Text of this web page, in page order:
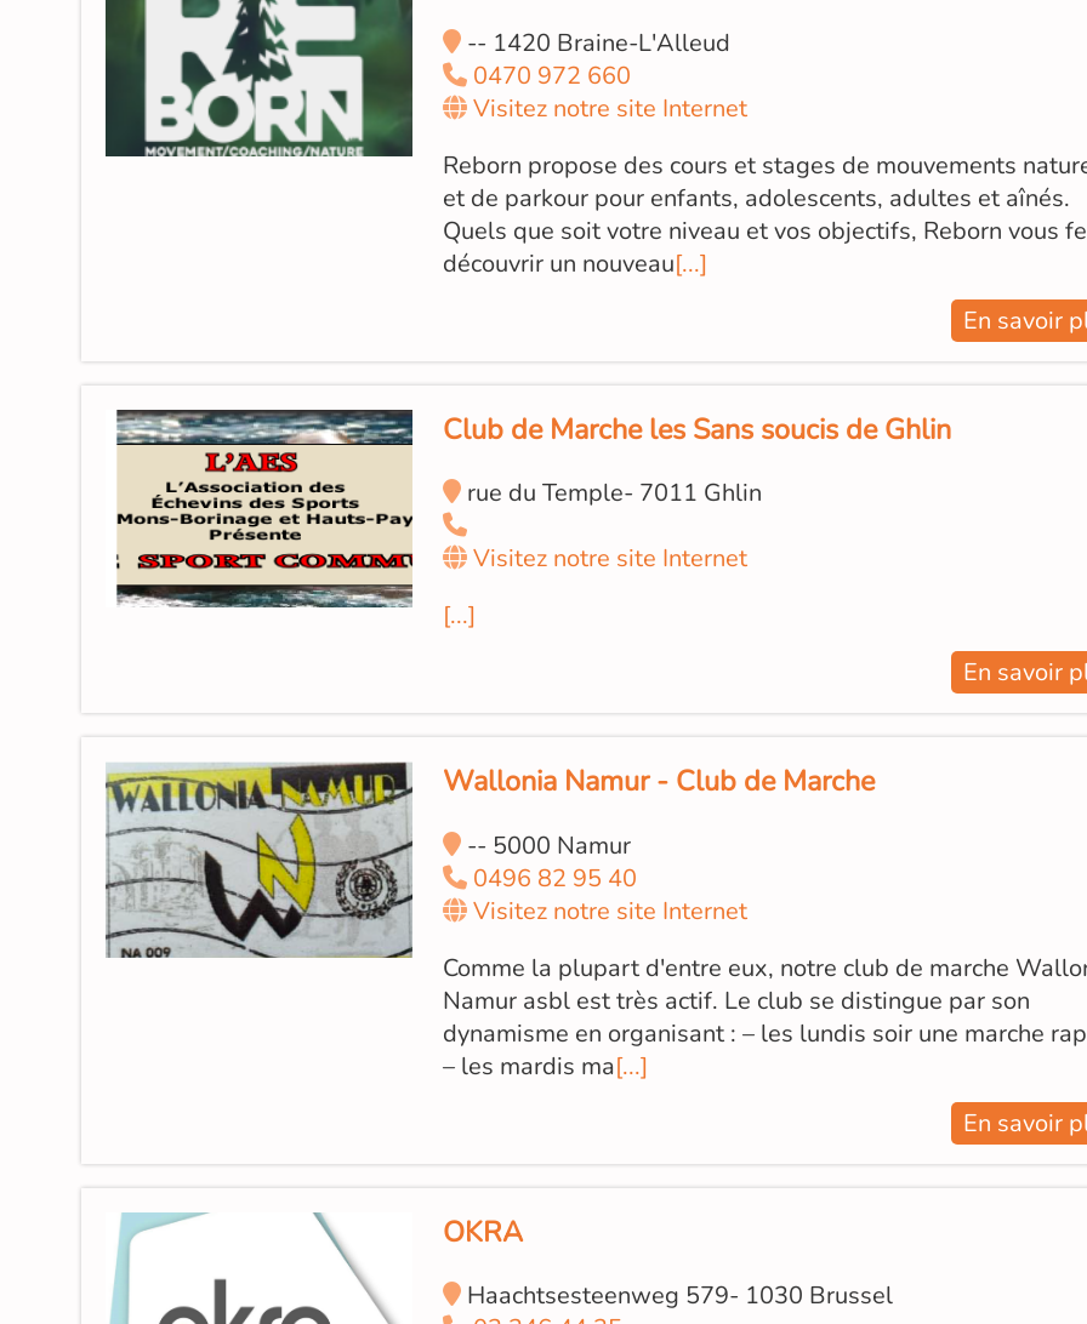
-- 1420 Braine-L'Alleud
0470 972 660
Visitez notre site Internet
Reborn propose des cours et stages de mouvements
et de parkour pour enfants, adolescents, adultes et aînés.
Quels que soit votre niveau et vos objectifs, Reborn vous
découvrir un nouveau[...]
En savoir
Club de Marche les Sans soucis de Ghlin
rue du Temple- 7011 Ghlin
Visitez notre site Internet
[...]
En savoir
Wallonia Namur - Club de Marche
-- 5000 Namur
0496 82 95 40
Visitez notre site Internet
Comme la plupart d'entre eux, notre club de marche
Namur asbl est très actif. Le club se distingue par son
dynamisme en organisant : – les lundis soir une marche
– les mardis ma[...]
En savoir
OKRA
Haachtsesteenweg 579- 1030 Brussel